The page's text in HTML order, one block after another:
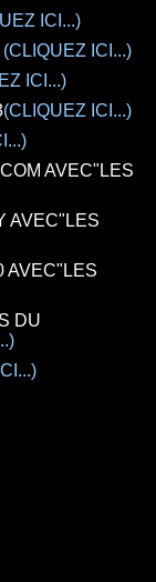
ICI...)
(CLIQUEZ ICI...)
ICI...)
(CLIQUEZ ICI...)
AVEC"LES
AVEC"LES
AVEC"LES
DU